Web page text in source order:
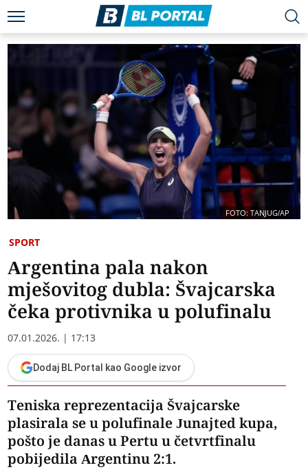
FOTO: TANJUG/AP
SPORT
Argentina pala nakon
mješovitog dubla: Švajcarska
čeka protivnika u polufinalu
07.01.2026. | 17:13
Dodaj BL Portal kao Google izvor
Teniska reprezentacija Švajcarske
plasirala se u polufinale Junajted kupa,
pošto je danas u Pertu u četvrtfinalu
pobijedila Argentinu 2:1.